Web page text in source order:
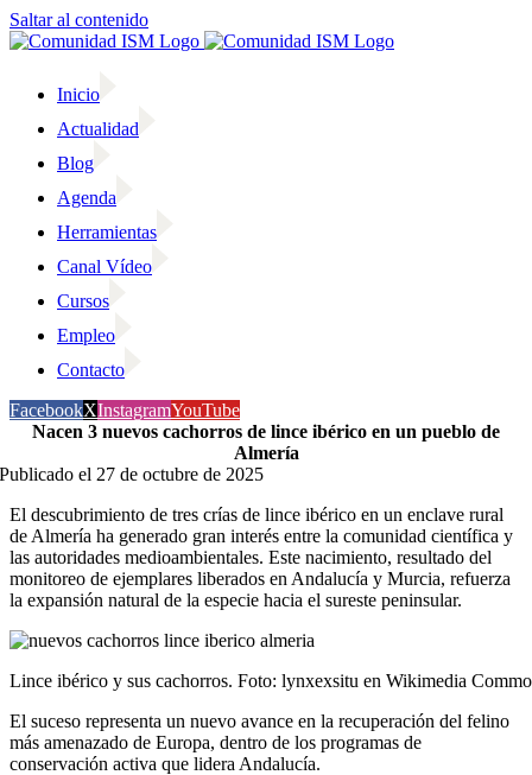
Saltar al contenido
Inicio
Actualidad
Blog
Agenda
Herramientas
Canal Vídeo
Cursos
Empleo
Contacto
FacebookXInstagramYouTube
Nacen 3 nuevos cachorros de lince ibérico en un pueblo de
Almería
Publicado el 27 de octubre de 2025
El descubrimiento de tres crías de lince ibérico en un enclave rural
de Almería ha generado gran interés entre la comunidad científica y
las autoridades medioambientales. Este nacimiento, resultado del
monitoreo de ejemplares liberados en Andalucía y Murcia, refuerza
la expansión natural de la especie hacia el sureste peninsular.
Lince ibérico y sus cachorros. Foto: lynxexsitu en Wikimedia
El suceso representa un nuevo avance en la recuperación del felino
más amenazado de Europa, dentro de los programas de
conservación activa que lidera Andalucía.